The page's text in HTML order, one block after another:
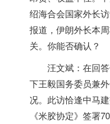
绍海合会国家外长
报道，伊朗外长本
关。你能否确认？
汪文斌：在回答
下王毅国务委员兼
况。此访恰逢中马
《米胶协定》签署